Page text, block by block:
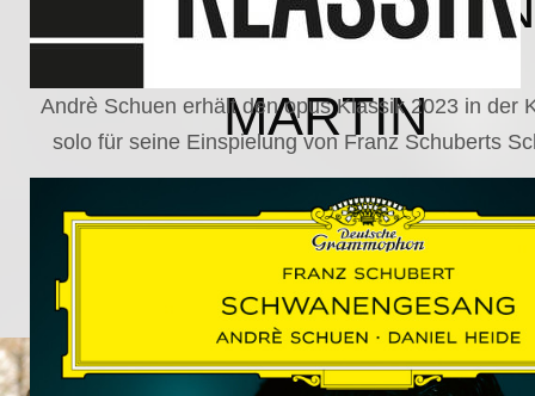
MARTIN
SCHUMANN,
LIEDERKREIS
OP. 24
SECHS
MONOLOGE
Andrè Schuen erhält den opus Klassik 2023 in der
solo für seine Einspielung von Franz Schuberts